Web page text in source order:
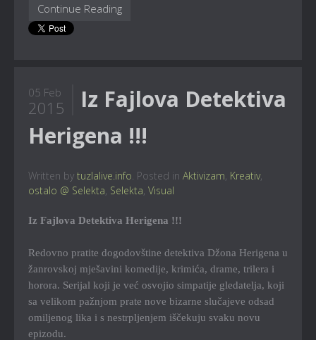
Continue Reading
05 Feb
2015
Iz Fajlova Detektiva
Herigena !!!
Written by tuzlalive.info. Posted in Aktivizam, Kreativ,
ostalo @ Selekta, Selekta, Visual
Iz Fajlova Detektiva Herigena !!!
Redovno pratite dogodovštine detektiva Džona Herigena u
žanrovskoj mješavini komedije, krimića, drame, trilera i
horora. Serijal koji je već osvojio simpatije gledatelja, koji
sa velikom pažnjom prate nove bizarne slučajeve odsad
omiljenog lika i s nestrpljenjem iščekuju svaku novu
epizodu.